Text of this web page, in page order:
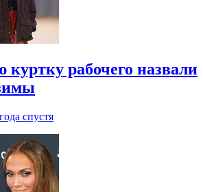
рабочего назвали
спустя